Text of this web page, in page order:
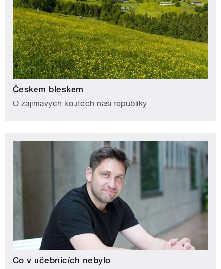
Českem bleskem
O zajímavých koutech naší republiky
Co v učebnicích nebylo